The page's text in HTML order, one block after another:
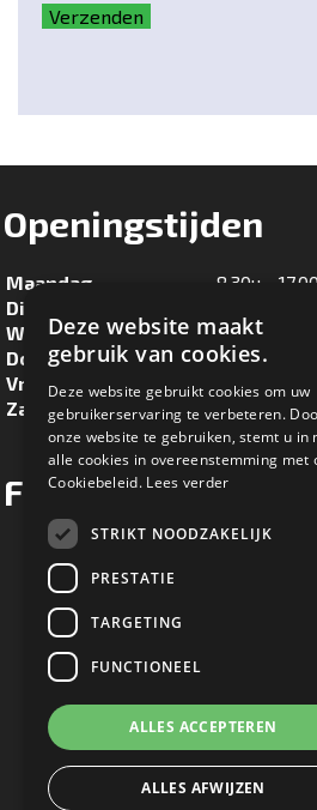
Verzenden
Openingstijden
Maandag
8.30u -
Dinsdag
Woensdag
8.30u - 17.00u
Donderdag
8.30u -
Vrijdag
8.30u - 17.00u
Zaterdag
8.30u -
Facebook
Ton
E:
Deze website maakt
gebruik van cookies.
Deze website gebruikt cookies om uw
gebruikerservaring te verbeteren.
onze website te gebruiken, stemt u in
alle cookies in overeenstemming met
Cookiebeleid. Lees verder
STRIKT NOODZAKELIJK
PRESTATIE
TARGETING
FUNCTIONEEL
ALLES ACCEPTEREN
ALLES AFWIJZEN